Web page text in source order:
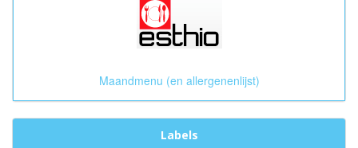
Maandmenu (en allergenenlijst)
Labels